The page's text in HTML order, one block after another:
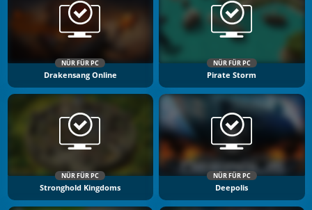
NÜR FÜR PC
Drakensang Online
NÜR FÜR PC
Pirate Storm
NÜR FÜR PC
Stronghold Kingdoms
NÜR FÜR PC
Deepolis